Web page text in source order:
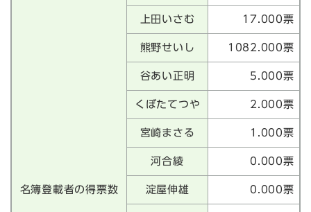
名簿登載者の得票数
上田いさむ 17.000票
熊野せいし 1082.000票
谷あい正明 5.000票
くぼたてつや 2.000票
宮崎まさる 1.000票
河合綾 0.000票
淀屋伸雄 0.000票